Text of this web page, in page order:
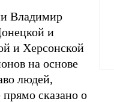
Владимир
и
и Херсонской
на основе
людей,
прямо сказано о